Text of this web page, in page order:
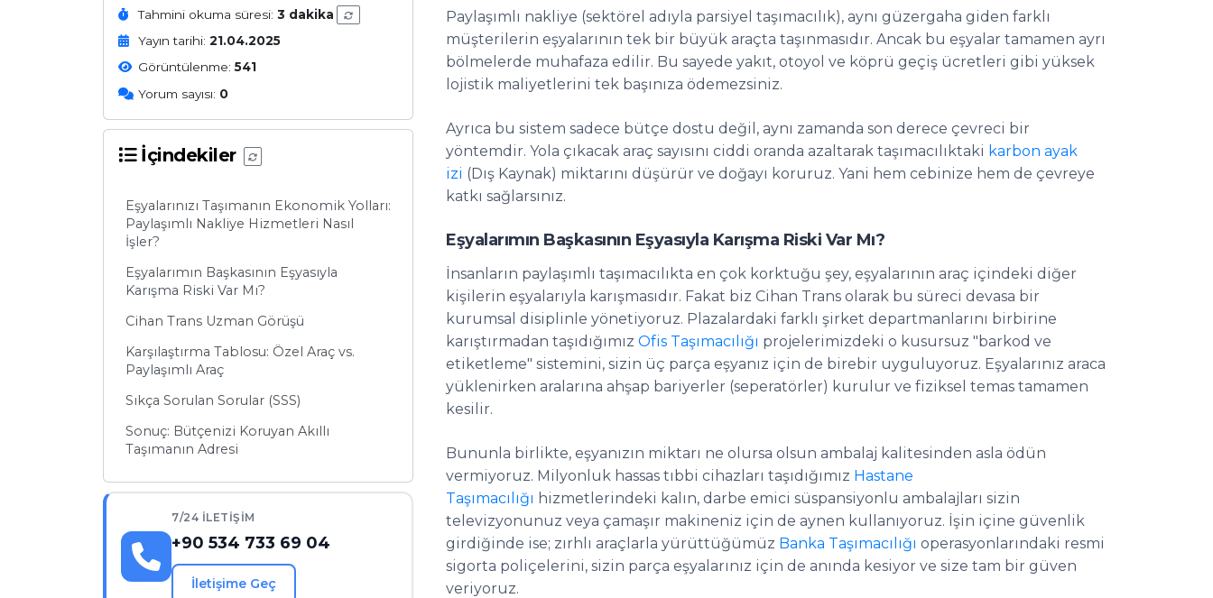
Tahmini okuma süresi:3 dakika
Yayın tarihi:21.04.2025
Görüntülenme:541
Yorum sayısı: 0
İçindekiler
Eşyalarınızı Taşımanın Ekonomik Yolları:
Paylaşımlı Nakliye Hizmetleri Nasıl
İşler?
Eşyalarımın Başkasının Eşyasıyla
Karışma Riski Var Mı?
Cihan Trans Uzman Görüşü
Karşılaştırma Tablosu: Özel Araç vs.
Paylaşımlı Araç
Sıkça Sorulan Sorular (SSS)
Sonuç: Bütçenizi Koruyan Akıllı
Taşımanın Adresi
7/24 İLETIŞIM
+90 534 733 69 04
İletişime Geç
Paylaşımlı nakliye (sektörel adıyla parsiyel taşımacılık), aynı güzergaha giden farklı
müşterilerin eşyalarının tek bir büyük araçta taşınmasıdır. Ancak bu eşyalar tamamen ayrı
bölmelerde muhafaza edilir. Bu sayede yakıt, otoyol ve köprü geçiş ücretleri gibi yüksek
lojistik maliyetlerini tek başınıza ödemezsiniz.
Ayrıca bu sistem sadece bütçe dostu değil, aynı zamanda son derece çevreci bir
yöntemdir. Yola çıkacak araç sayısını ciddi oranda azaltarak taşımacılıktaki karbon ayak
izi (Dış Kaynak) miktarını düşürür ve doğayı koruruz. Yani hem cebinize hem de çevreye
katkı sağlarsınız.
Eşyalarımın Başkasının Eşyasıyla Karışma Riski Var Mı?
İnsanların paylaşımlı taşımacılıkta en çok korktuğu şey, eşyalarının araç içindeki diğer
kişilerin eşyalarıyla karışmasıdır. Fakat biz Cihan Trans olarak bu süreci devasa bir
kurumsal disiplinle yönetiyoruz. Plazalardaki farklı şirket departmanlarını birbirine
karıştırmadan taşıdığımız Ofis Taşımacılığı projelerimizdeki o kusursuz "barkod ve
etiketleme" sistemini, sizin üç parça eşyanız için de birebir uyguluyoruz. Eşyalarınız araca
yüklenirken aralarına ahşap bariyerler (seperatörler) kurulur ve fiziksel temas tamamen
kesilir.
Bununla birlikte, eşyanızın miktarı ne olursa olsun ambalaj kalitesinden asla ödün
vermiyoruz. Milyonluk hassas tıbbi cihazları taşıdığımız Hastane
Taşımacılığı hizmetlerindeki kalın, darbe emici süspansiyonlu ambalajları sizin
televizyonunuz veya çamaşır makineniz için de aynen kullanıyoruz. İşin içine güvenlik
girdiğinde ise; zırhlı araçlarla yürüttüğümüz Banka Taşımacılığı operasyonlarındaki resmi
sigorta poliçelerini, sizin parça eşyalarınız için de anında kesiyor ve size tam bir güven
veriyoruz.